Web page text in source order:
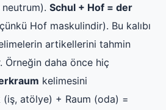
Schul + Hof = der
Hof maskulindir). Bu kalıbı
artikellerini tahmin
Örneğin daha önce hiç
kelimesini
atölye) + Raum (oda) =